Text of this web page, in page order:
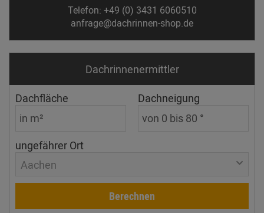
Telefon: +49 (0) 3431 6060510
anfrage@dachrinnen-shop.de
Dachrinnen­ermittler
Dachfläche Dachneigung
ungefährer Ort
Aachen
Berechnen